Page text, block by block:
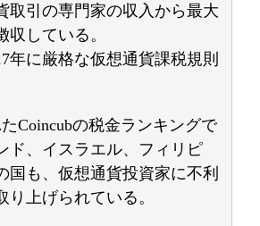
取引の専門家の収入から最大
収している。
年に厳格な仮想通貨課税規則
Coincubの税金ランキングで
ド、イスラエル、フィリピ
国も、仮想通貨投資家に不利
り上げられている。